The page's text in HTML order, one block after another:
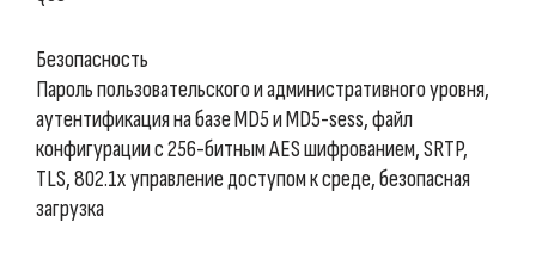
Безопасность
Пароль пользовательского и административного уровня,
аутентификация на базе MD5 и MD5-sess, файл
конфигурации с 256-битным AES шифрованием, SRTP,
TLS, 802.1x управление доступом к среде, безопасная
загрузка